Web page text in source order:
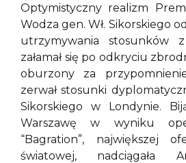
Optymistyczny realizm
Wodza gen. Wł. Sikorskiego
utrzymywania stosunków
załamał się po odkryciu
oburzony za
zerwał stosunki
Sikorskiego w Londynie.
Warszawę w wyniku
“Bagration”, największej
światowej, nadciągała